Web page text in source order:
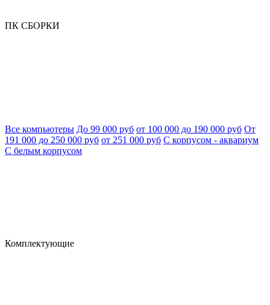
ПК СБОРКИ
Все компьютеры До 99 000 руб от 100 000 до 190 000 руб От
191 000 до 250 000 руб от 251 000 руб С корпусом - аквариум
С белым корпусом
Комплектующие